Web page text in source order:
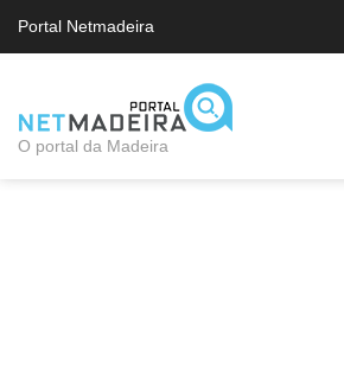
Portal Netmadeira
O portal da Madeira